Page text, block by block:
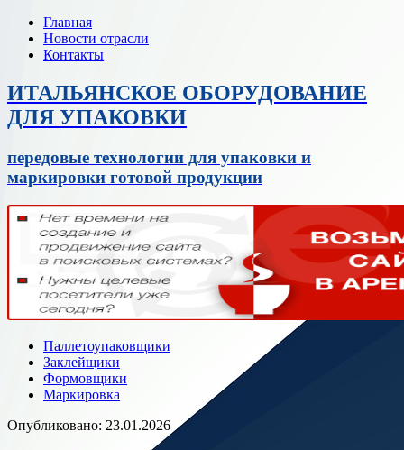
Главная
Новости отрасли
Контакты
ИТАЛЬЯНСКОЕ ОБОРУДОВАНИЕ
ДЛЯ УПАКОВКИ
передовые технологии для упаковки и
маркировки готовой продукции
Паллетоупаковщики
Заклейщики
Формовщики
Маркировка
Опубликовано: 23.01.2026